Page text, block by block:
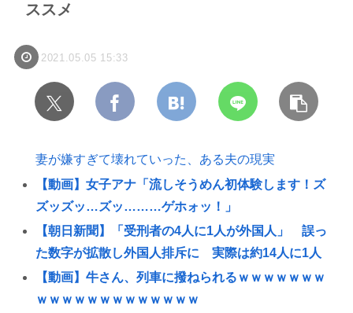
ススメ
2021.05.05 15:33
妻が嫌すぎて壊れていった、ある夫の現実
【動画】女子アナ「流しそうめん初体験します！ズ
ズッズッ…ズッ………ゲホォッ！」
【朝日新聞】「受刑者の4人に1人が外国人」 誤っ
た数字が拡散し外国人排斥に 実際は約14人に1人
【動画】牛さん、列車に撥ねられるｗｗｗｗｗｗｗ
ｗｗｗｗｗｗｗｗｗｗｗｗｗ